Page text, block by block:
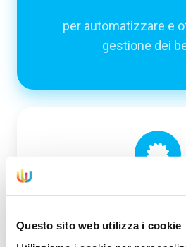
Questo sito web utilizza i cookie
per automatizzare e
gestione dei